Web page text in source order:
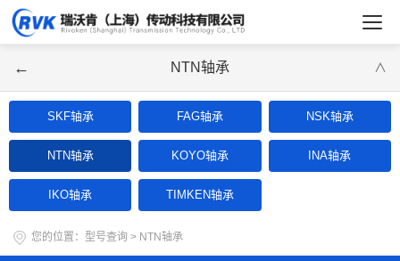
← NTN轴承 ∨
SKF轴承 FAG轴承 NSK轴承
NTN轴承 KOYO轴承 INA轴承
IKO轴承 TIMKEN轴承
您的位置： 型号查询 > NTN轴承